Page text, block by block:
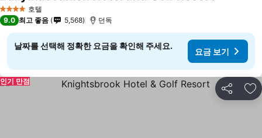
4 성급 호텔
9.0 최고 좋음 5,568 던독
날짜를 선택해 정확한 요금을 확인해 주세요.
요금 보기
공유 즐
인기 만점